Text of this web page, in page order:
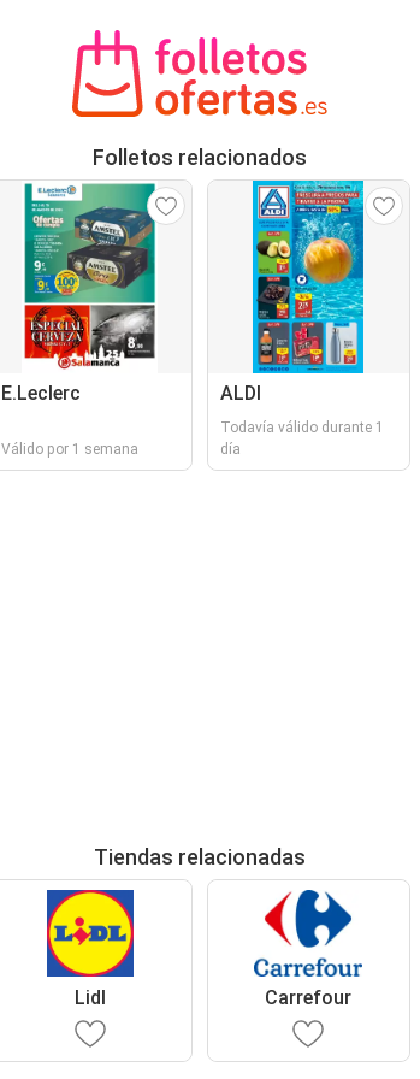
Folletos relacionados
E.Leclerc
Válido por 1 semana
ALDI
Todavía válido durante 1
día
Tiendas relacionadas
Lidl Carrefour